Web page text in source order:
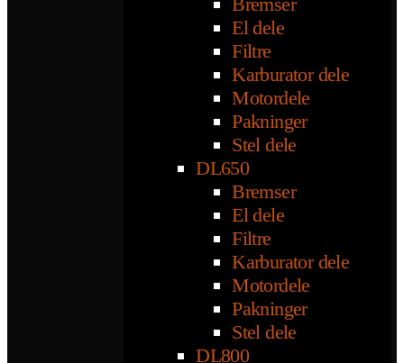
El dele
Filtre
Karburator dele
Motordele
Pakninger
Stel dele
DL650
Bremser
El dele
Filtre
Karburator dele
Motordele
Pakninger
Stel dele
DL800